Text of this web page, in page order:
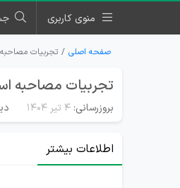
منوی کاربری
صفحه اصلی تجربیات
تجربیات مصاحبه
بروزرسانی: ۴ تیر ۱۴۰۴
اطلاعات بیشتر